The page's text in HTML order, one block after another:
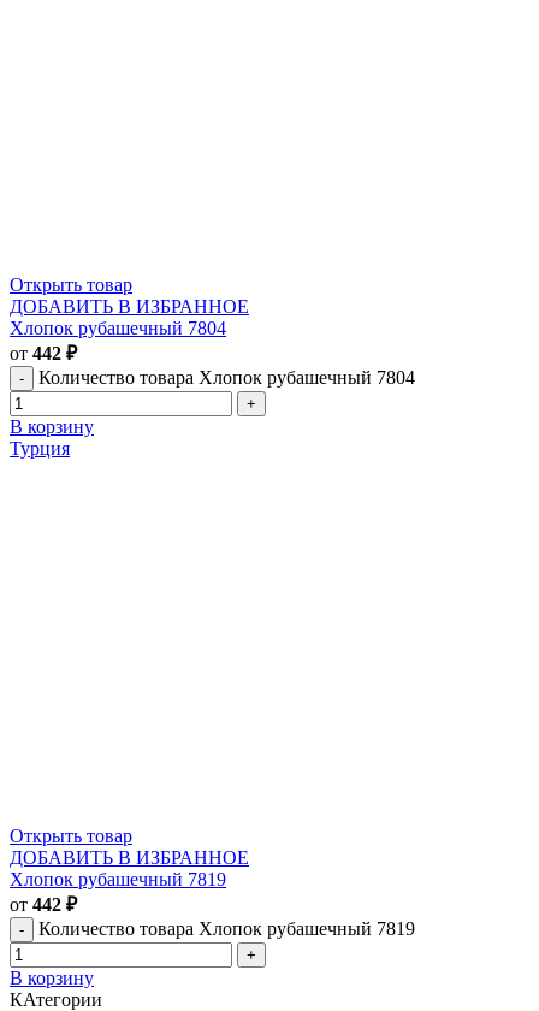
Открыть товар
ДОБАВИТЬ В ИЗБРАННОЕ
Хлопок рубашечный 7804
от 442 ₽
Количество товара Хлопок рубашечный 7804
В корзину
Турция
Открыть товар
ДОБАВИТЬ В ИЗБРАННОЕ
Хлопок рубашечный 7819
от 442 ₽
Количество товара Хлопок рубашечный 7819
В корзину
КАтегории